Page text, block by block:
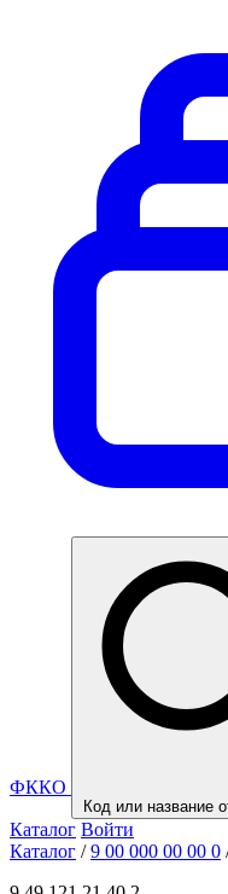
ФККО
Код или название
Каталог Войти
Каталог / 9 00 000 00 00 0